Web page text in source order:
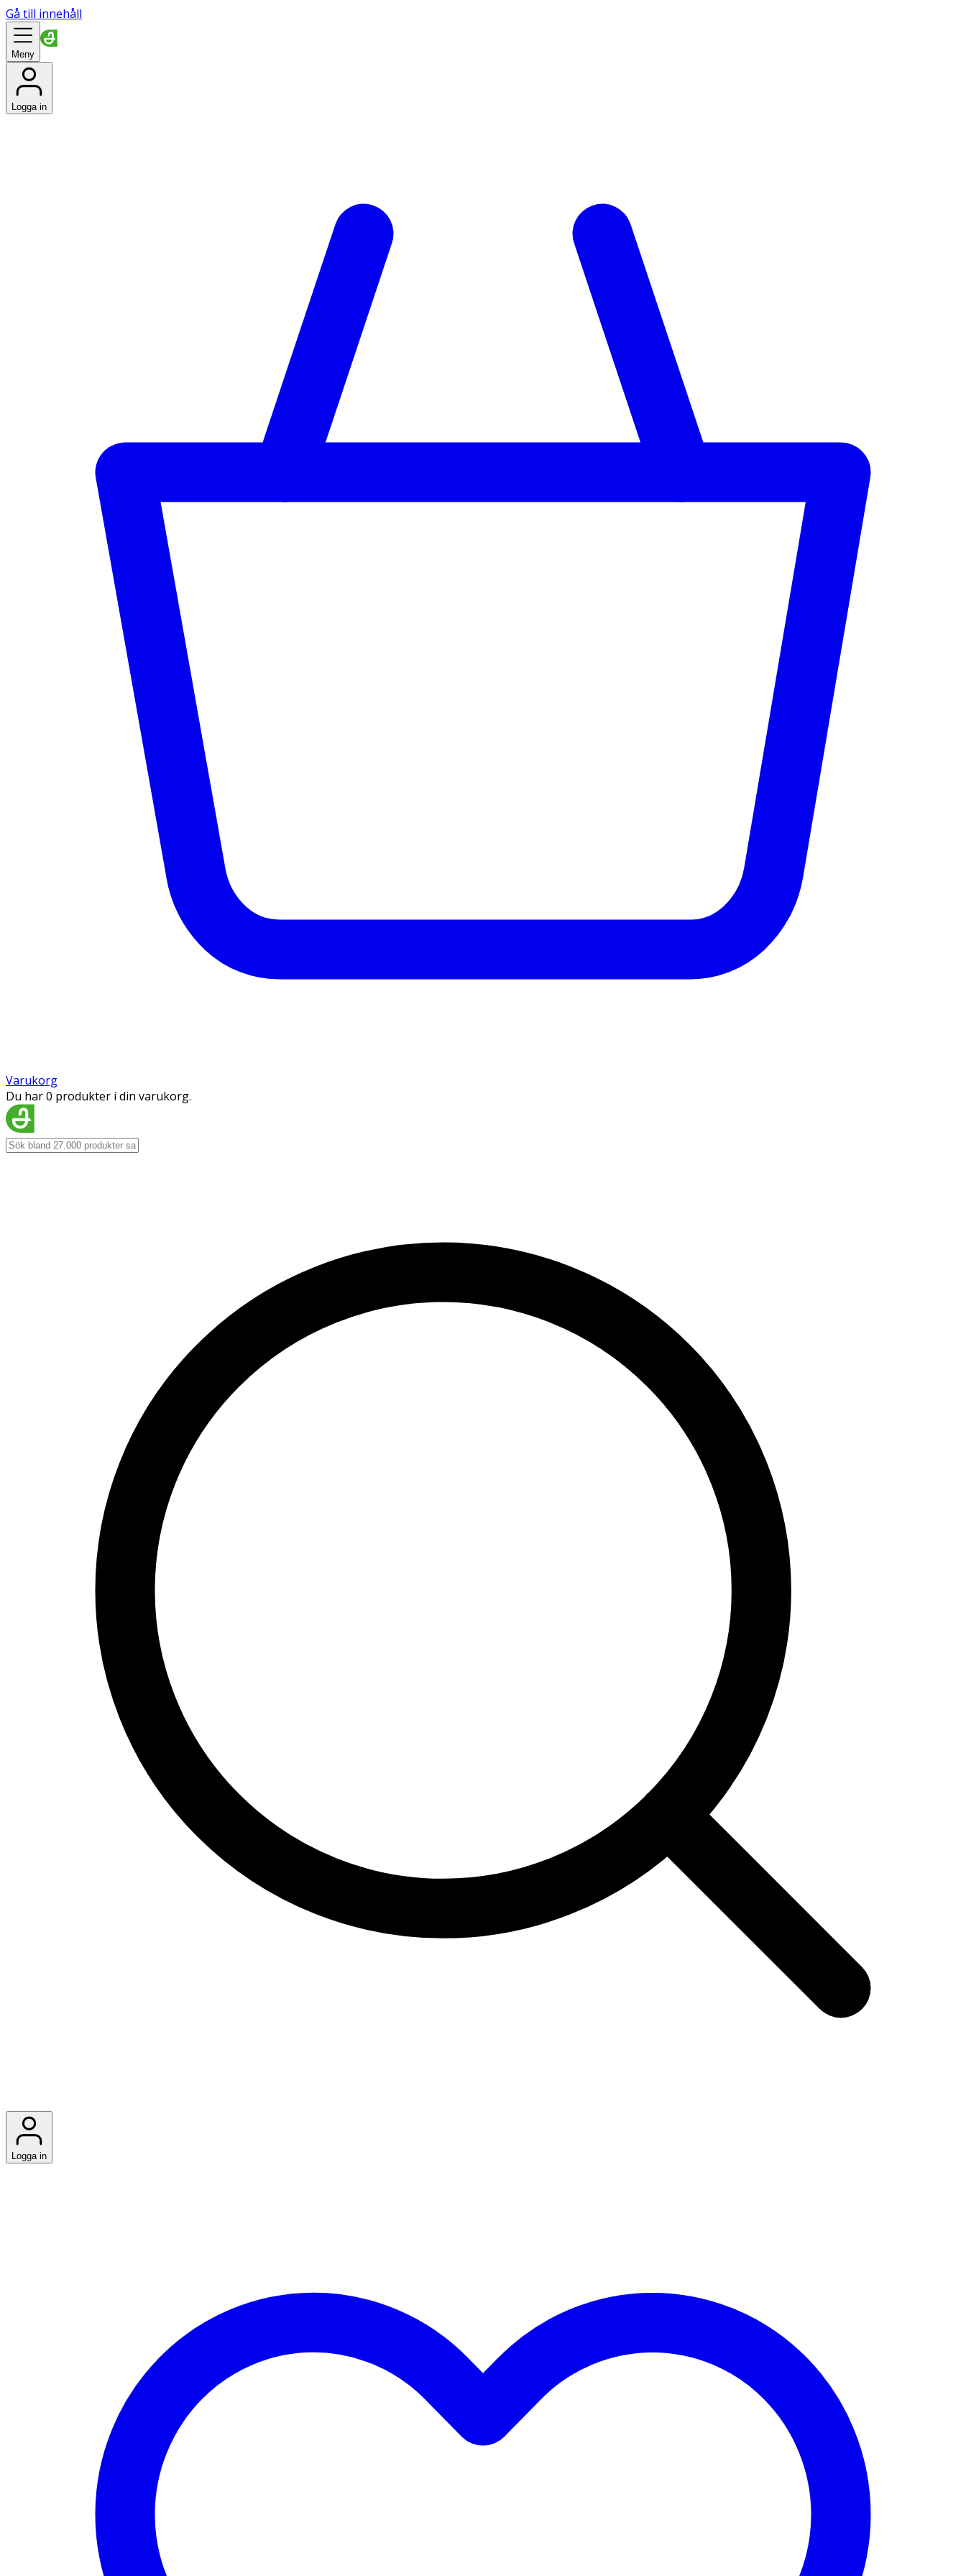
Gå till innehåll
Meny
Logga in
Varukorg
Du har 0 produkter i din varukorg.
Logga in